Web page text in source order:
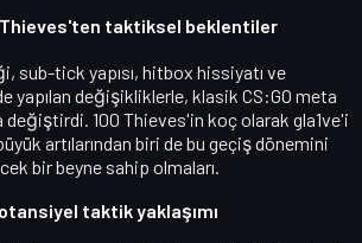
Thieves'ten taktiksel beklentiler
sub-tick yapısı, hitbox hissiyatı ve
yapılan değişikliklerle, klasik CS:GO meta
değiştirdi. 100 Thieves'in koç olarak gla1ve'i
artılarından biri de bu geçiş dönemini
bir beyne sahip olmaları.
taktik yaklaşımı